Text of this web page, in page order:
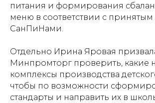
питания и формирования
меню в соответствии с принятым
СанПиНами.
Отдельно Ирина Яровая
Минпромторг проверить, какие
комплексы производства
чтобы по возможности
стандарты и направить их в